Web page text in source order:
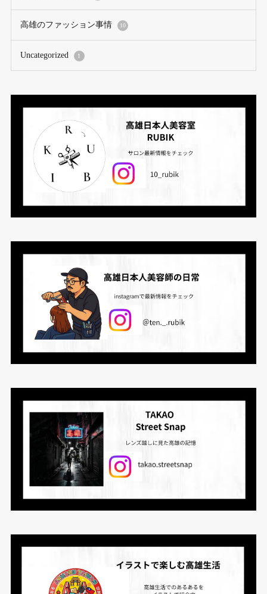
高雄のファッション事情 10
Uncategorized 1